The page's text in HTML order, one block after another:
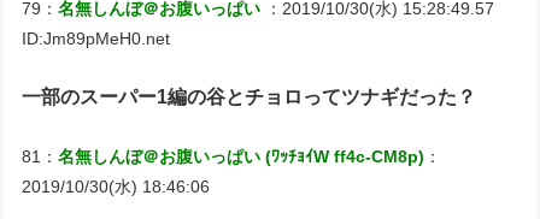
79：名無しんぼ＠お腹いっぱい
：2019/10/30(水) 15:28:49.57
ID:Jm89pMeH0.net
一部のスーパー1編の谷とチョロってツナギだった？
81：名無しんぼ＠お腹いっぱい (ﾜｯﾁｮｲW ff4c-CM8p) ：
2019/10/30(水) 18:46:06